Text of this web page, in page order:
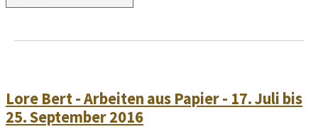
Lore Bert - Arbeiten aus Papier - 17. Juli bis
25. September 2016